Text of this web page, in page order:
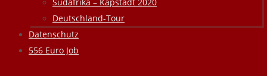
Deutschland-Tour
Datenschutz
556 Euro Job